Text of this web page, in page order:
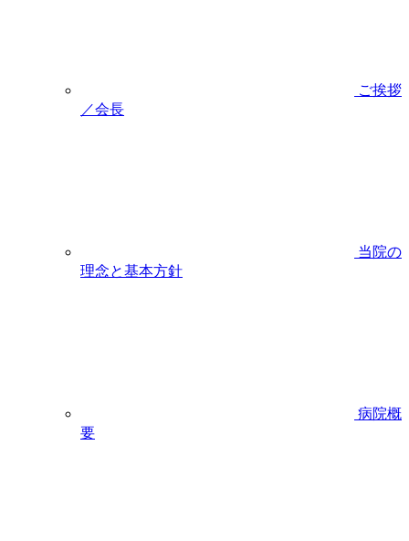
ご挨拶
／会長
当院の
理念と基本方針
病院概
要